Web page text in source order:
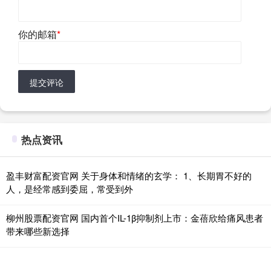
你的邮箱*
提交评论
热点资讯
盈丰财富配资官网 关于身体和情绪的玄学： 1、长期胃不好的
人，是经常感到委屈，常受到外
柳州股票配资官网 国内首个IL-1β抑制剂上市：金蓓欣给痛风患者
带来哪些新选择